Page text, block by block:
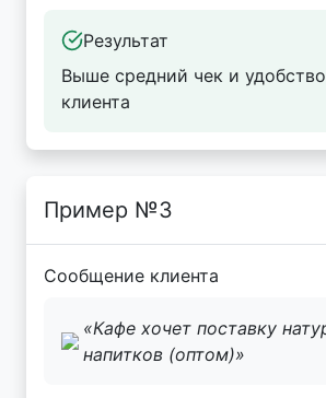
Результат
Выше средний чек и
клиента
Пример №3
Сообщение клиента
«Кафе хочет поставку
напитков (оптом)»